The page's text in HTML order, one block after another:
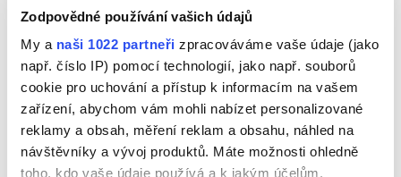
Zodpovědné používání vašich údajů
My a naši 1022 partneři zpracováváme vaše údaje (jako
např. číslo IP) pomocí technologií, jako např. souborů
cookie pro uchování a přístup k informacím na vašem
zařízení, abychom vám mohli nabízet personalizované
reklamy a obsah, měření reklam a obsahu, náhled na
návštěvníky a vývoj produktů. Máte možnosti ohledně
toho, kdo vaše údaje používá a k jakým účelům.
Další příspěvky v této kategorii
Domácnost
<